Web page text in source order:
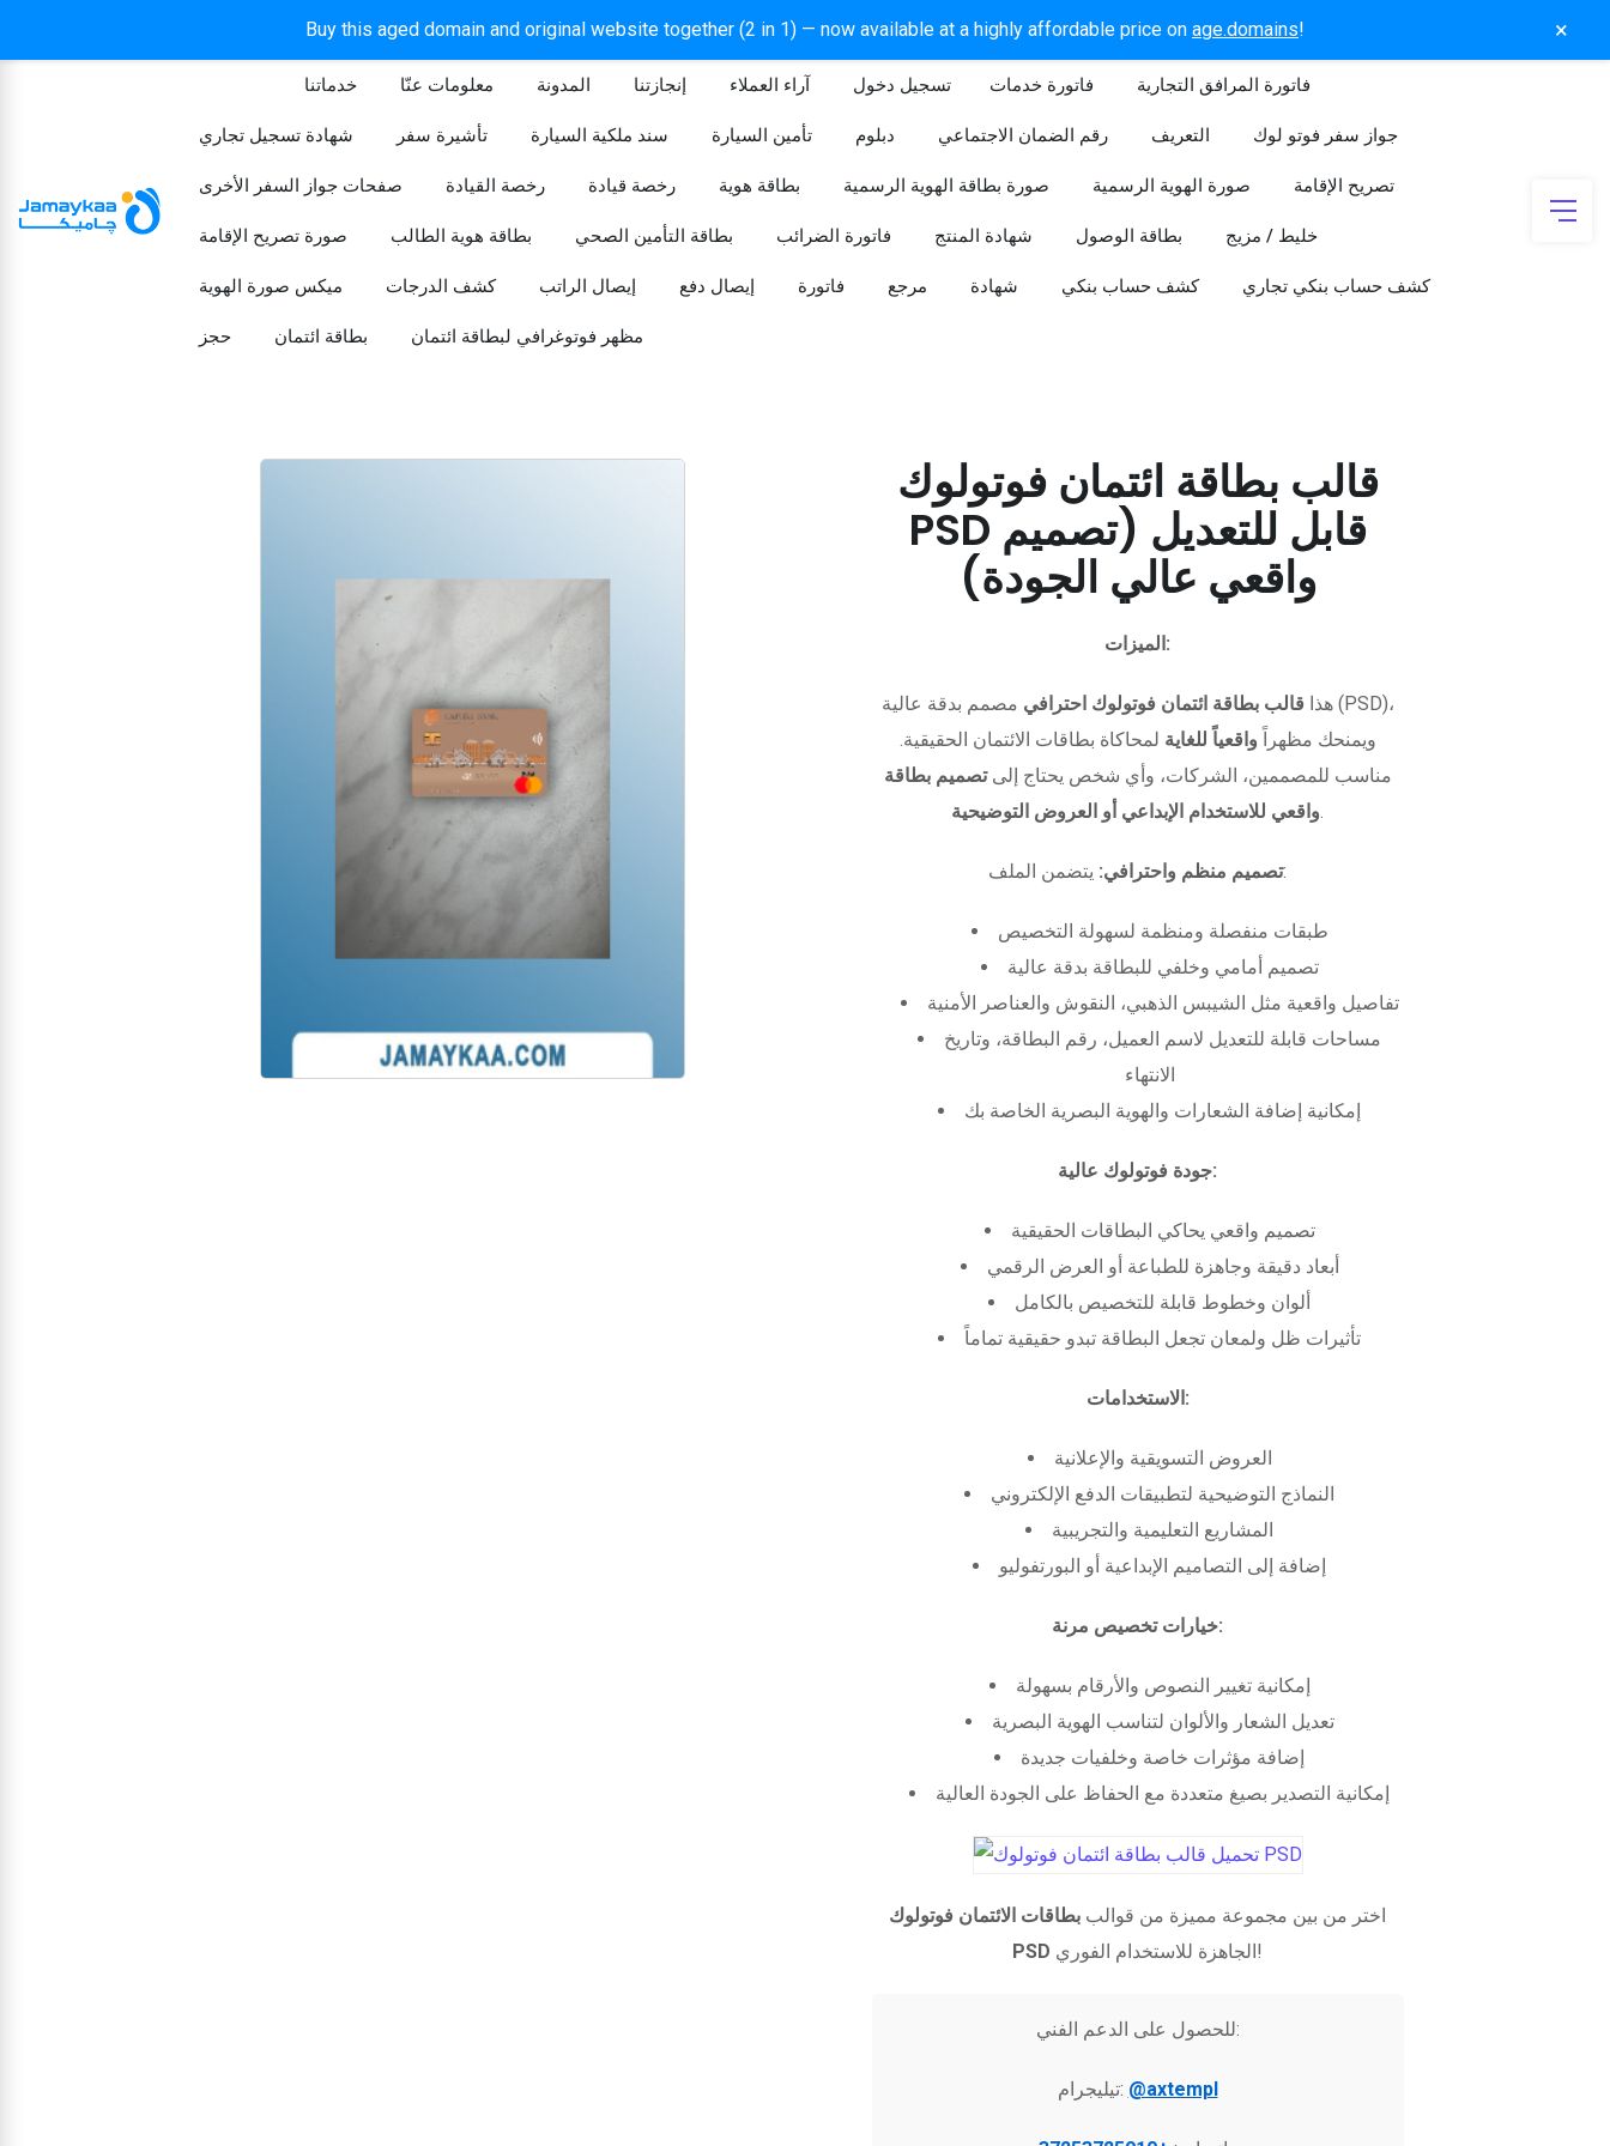
Buy this aged domain and original website together (2 in 1) — now available at a highly affordable price on age.domains! ×
خدماتنا معلومات عنّا المدونة إنجازتنا آراء العملاء تسجيل دخول​ فاتورة خدمات فاتورة المرافق التجارية
شهادة تسجيل تجاري تأشيرة سفر سند ملكية السيارة تأمين السيارة دبلوم رقم الضمان الاجتماعي التعريف جواز سفر فوتو لوك
صفحات جواز السفر الأخرى رخصة القيادة رخصة قيادة بطاقة هوية صورة بطاقة الهوية الرسمية صورة الهوية الرسمية تصريح الإقامة
صورة تصريح الإقامة بطاقة هوية الطالب بطاقة التأمين الصحي فاتورة الضرائب شهادة المنتج بطاقة الوصول خليط / مزيج
ميكس صورة الهوية كشف الدرجات إيصال الراتب إيصال دفع فاتورة مرجع شهادة كشف حساب بنكي كشف حساب بنكي تجاري
حجز بطاقة ائتمان مظهر فوتوغرافي لبطاقة ائتمان
قالب بطاقة ائتمان فوتولوك
PSD قابل للتعديل (تصميم
واقعي عالي الجودة)
الميزات:
هذا قالب بطاقة ائتمان فوتولوك احترافي مصمم بدقة عالية (PSD)،
ويمنحك مظهراً واقعياً للغاية لمحاكاة بطاقات الائتمان الحقيقية.
مناسب للمصممين، الشركات، وأي شخص يحتاج إلىتصميم بطاقة
واقعي للاستخدام الإبداعي أو العروض التوضيحية.
تصميم منظم واحترافي:يتضمن الملف:
طبقات منفصلة ومنظمة لسهولة التخصيص
تصميم أمامي وخلفي للبطاقة بدقة عالية
تفاصيل واقعية مثل الشيبس الذهبي، النقوش والعناصر الأمنية
مساحات قابلة للتعديل لاسم العميل، رقم البطاقة، وتاريخ
الانتهاء
إمكانية إضافة الشعارات والهوية البصرية الخاصة بك
جودة فوتولوك عالية:
تصميم واقعي يحاكي البطاقات الحقيقية
أبعاد دقيقة وجاهزة للطباعة أو العرض الرقمي
ألوان وخطوط قابلة للتخصيص بالكامل
تأثيرات ظل ولمعان تجعل البطاقة تبدو حقيقية تماماً
الاستخدامات:
العروض التسويقية والإعلانية
النماذج التوضيحية لتطبيقات الدفع الإلكتروني
المشاريع التعليمية والتجريبية
إضافة إلى التصاميم الإبداعية أو البورتفوليو
خيارات تخصيص مرنة:
إمكانية تغيير النصوص والأرقام بسهولة
تعديل الشعار والألوان لتناسب الهوية البصرية
إضافة مؤثرات خاصة وخلفيات جديدة
إمكانية التصدير بصيغ متعددة مع الحفاظ على الجودة العالية
اختر من بين مجموعة مميزة من قوالب بطاقات الائتمان فوتولوك
PSD
الجاهزة للاستخدام الفوري!
للحصول على الدعم الفني:
تيليجرام: @axtempl